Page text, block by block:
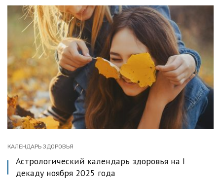
КАЛЕНДАРЬ ЗДОРОВЬЯ
Астрологический календарь здоровья на I
декаду ноября 2025 года